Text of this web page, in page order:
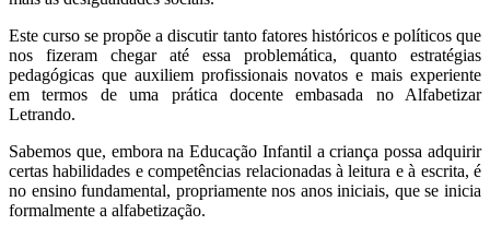
Este curso se propõe a discutir tanto fatores históricos e políticos que
nos fizeram chegar até essa problemática, quanto estratégias
pedagógicas que auxiliem profissionais novatos e mais experiente
em termos de uma prática docente embasada no Alfabetizar
Letrando.
Sabemos que, embora na Educação Infantil a criança possa adquirir
certas habilidades e competências relacionadas à leitura e à escrita, é
no ensino fundamental, propriamente nos anos iniciais, que se inicia
formalmente a alfabetização.